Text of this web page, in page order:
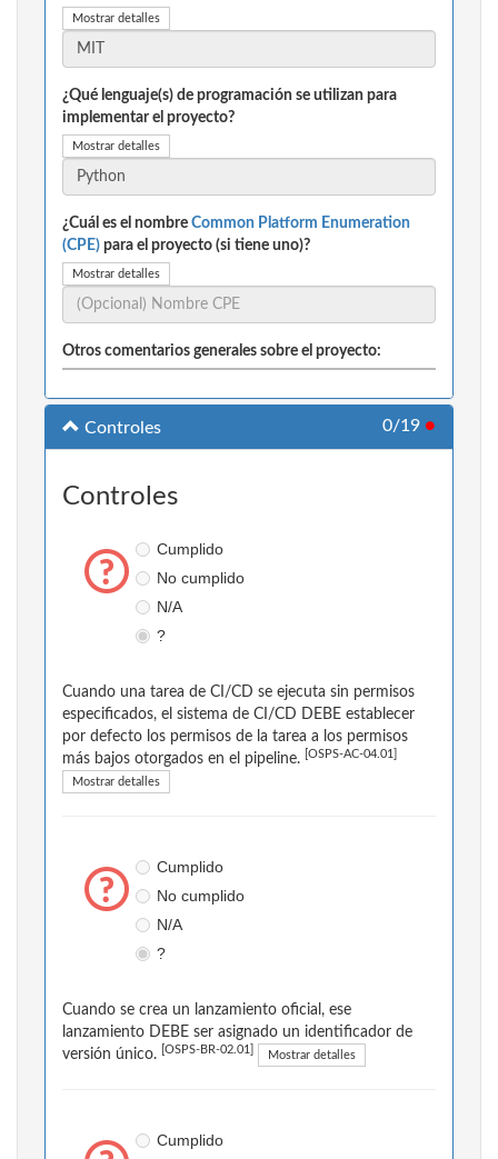
Mostrar detalles
¿Qué lenguaje(s) de programación se utilizan para
implementar el proyecto?
Mostrar detalles
¿Cuál es el nombre Common Platform Enumeration
(CPE) para el proyecto (si tiene uno)?
Mostrar detalles
Otros comentarios generales sobre el proyecto:
Controles 0/19 ●
Controles
Cumplido
No cumplido
N/A
?
Cuando una tarea de CI/CD se ejecuta sin permisos
especificados, el sistema de CI/CD DEBE establecer
por defecto los permisos de la tarea a los permisos
más bajos otorgados en el pipeline.
[OSPS-AC-04.01]
Mostrar detalles
Cumplido
No cumplido
N/A
?
Cuando se crea un lanzamiento oficial, ese
lanzamiento DEBE ser asignado un identificador de
versión único.
[OSPS-BR-02.01] Mostrar detalles
Cumplido